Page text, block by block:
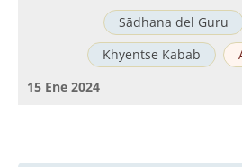
Sādhana del Guru
Khyentse Kabab
15 Ene 2024